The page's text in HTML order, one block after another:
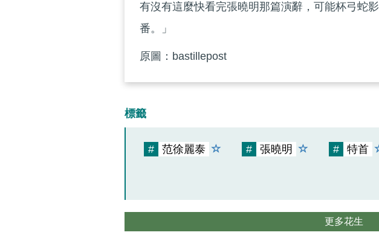
有沒有這麼快看完張曉明那篇演辭，可能杯弓蛇
番。」
原圖：bastillepost
標籤
# 范徐麗泰 # 張曉明 # 特首
更多花生